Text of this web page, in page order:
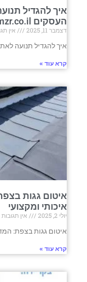
איך להגדיל
העסקים mzr.co.il
דצמבר 11, 2025
אין
איך להגדיל תנועה
קרא עוד »
איטום גגות
איכותי ומקצועי
יולי 2, 2025
אין תגובות
איטום גגות בצפת:
קרא עוד »